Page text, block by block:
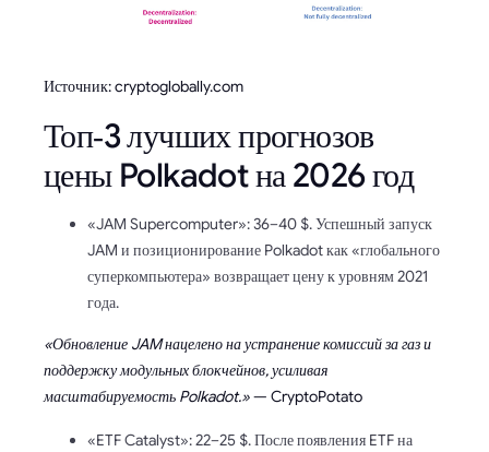
Источник: cryptoglobally.com
Топ‑3 лучших прогнозов
цены Polkadot на 2026 год
«JAM Supercomputer»: 36–40 $. Успешный запуск
JAM и позиционирование Polkadot как «глобального
суперкомпьютера» возвращает цену к уровням 2021
года.
«Обновление JAM нацелено на устранение комиссий за газ и
поддержку модульных блокчейнов, усиливая
масштабируемость Polkadot.»— CryptoPotato
«ETF Catalyst»: 22–25 $. После появления ETF на